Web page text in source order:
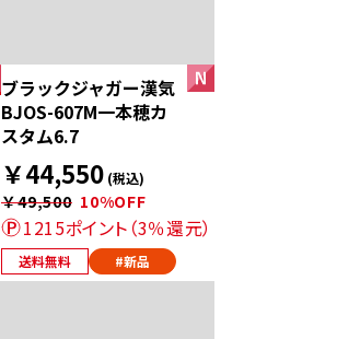
ブラックジャガー漢気
BJOS-607M一本穂カ
スタム6.7
￥44,550 (税込)
￥49,500 10%OFF
1215ポイント（3％還元）
送料無料 #新品